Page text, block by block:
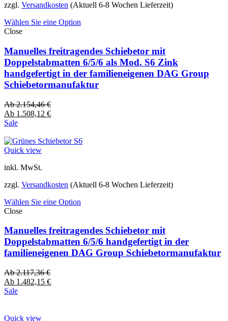
zzgl. Versandkosten (Aktuell 6-8 Wochen Lieferzeit)
Wählen Sie eine Option
Close
Manuelles freitragendes Schiebetor mit
Doppelstabmatten 6/5/6 als Mod. S6 Zink
handgefertigt in der familieneigenen DAG Group
Schiebetormanufaktur
Ab2.154,46€
Ab 1.508,12 €
Sale
Quick view
inkl. MwSt.
zzgl. Versandkosten (Aktuell 6-8 Wochen Lieferzeit)
Wählen Sie eine Option
Close
Manuelles freitragendes Schiebetor mit
Doppelstabmatten 6/5/6 handgefertigt in der
familieneigenen DAG Group Schiebetormanufaktur
Ab2.117,36€
Ab 1.482,15 €
Sale
Quick view